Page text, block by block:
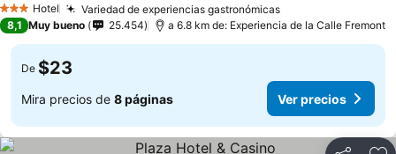
3 Estrellas
Hotel Variedad de experiencias gastronómicas
8,1 Muy bueno 25.454 a 6.8 km de: Experiencia de la Calle Fremont
De $23
Mira precios de 8 páginas Ver precios